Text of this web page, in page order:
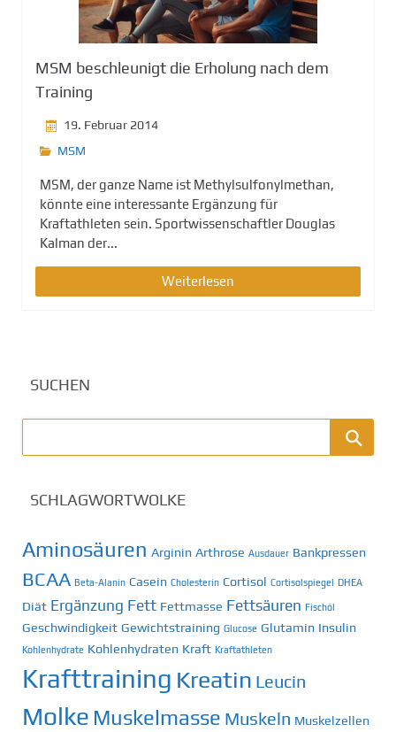
MSM beschleunigt die Erholung nach dem
Training
19. Februar 2014
MSM
MSM, der ganze Name ist Methylsulfonylmethan,
könnte eine interessante Ergänzung für
Kraftathleten sein. Sportwissenschaftler Douglas
Kalman der...
Weiterlesen
SUCHEN
SCHLAGWORTWOLKE
Aminosäuren Arginin Arthrose Ausdauer Bankpressen
BCAA Beta-Alanin Casein Cholesterin Cortisol Cortisolspiegel DHEA
Diät Ergänzung Fett Fettmasse Fettsäuren Fischöl
Geschwindigkeit Gewichtstraining Glucose Glutamin Insulin
Kohlenhydrate Kohlenhydraten Kraft Kraftathleten
Krafttraining Kreatin Leucin
Molke Muskelmasse Muskeln Muskelzellen